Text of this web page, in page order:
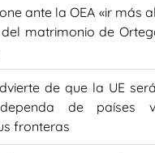
ante la OEA «ir más
matrimonio de
de que la UE
de países
fronteras